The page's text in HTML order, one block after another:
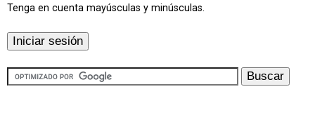
Tenga en cuenta mayúsculas y minúsculas.